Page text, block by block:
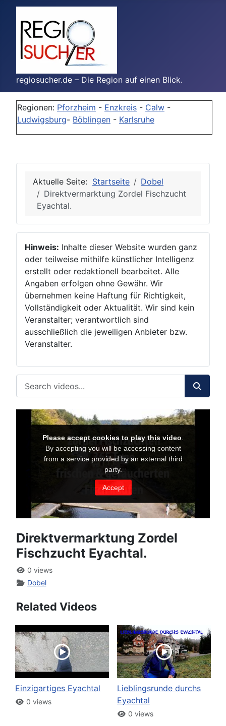
regiosucher.de – Die Region auf einen Blick.
Regionen: Pforzheim - Enzkreis - Calw -
Ludwigsburg- Böblingen - Karlsruhe
Aktuelle Seite: Startseite
Dobel
Direktvermarktung Zordel Fischzucht
Eyachtal.
Hinweis: Inhalte dieser Website wurden ganz
oder teilweise mithilfe künstlicher Intelligenz
erstellt oder redaktionell bearbeitet. Alle
Angaben erfolgen ohne Gewähr. Wir
übernehmen keine Haftung für Richtigkeit,
Vollständigkeit oder Aktualität. Wir sind kein
Veranstalter; verantwortlich sind
ausschließlich die jeweiligen Anbieter bzw.
Veranstalter.
Direktvermarktung Zordel
Fischzucht Eyachtal.
0 views
Dobel
Related Videos
Einzigartiges Eyachtal
0 views
Lieblingsrunde durchs
Eyachtal
0 views